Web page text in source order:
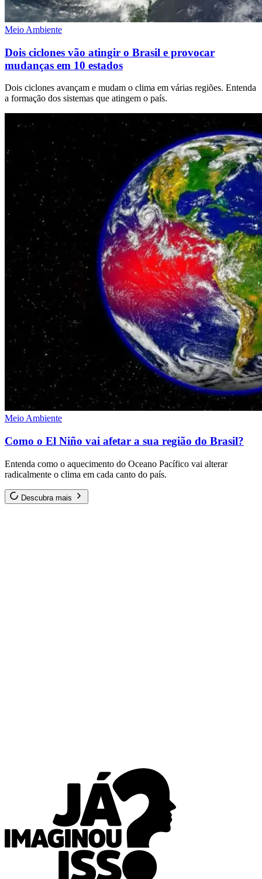
Meio Ambiente
Dois ciclones vão atingir o Brasil e provocar
mudanças em 10 estados
Dois ciclones avançam e mudam o clima em várias regiões. Entenda
a formação dos sistemas que atingem o país.
Meio Ambiente
Como o El Niño vai afetar a sua região do Brasil?
Entenda como o aquecimento do Oceano Pacífico vai alterar
radicalmente o clima em cada canto do país.
Descubra mais